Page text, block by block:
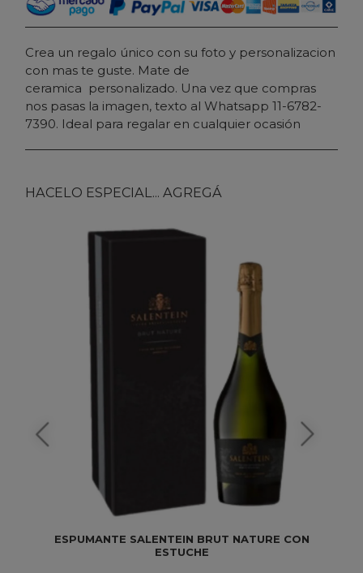
Crea un regalo único con su foto y personalizacion
con mas te guste. Mate de
ceramica personalizado. Una vez que compras
nos pasas la imagen, texto al Whatsapp 11-6782-
7390. Ideal para regalar en cualquier ocasión
HACELO ESPECIAL... AGREGÁ
ESPUMANTE SALENTEIN BRUT NATURE CON
ESTUCHE